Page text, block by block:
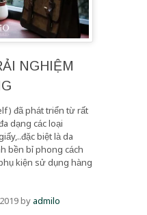
NGHIỆM
đã phát triển từ rất
dạng các loại
biệt là da
bền bỉ phong cách
kiện sử dụng hàng
byadmilo